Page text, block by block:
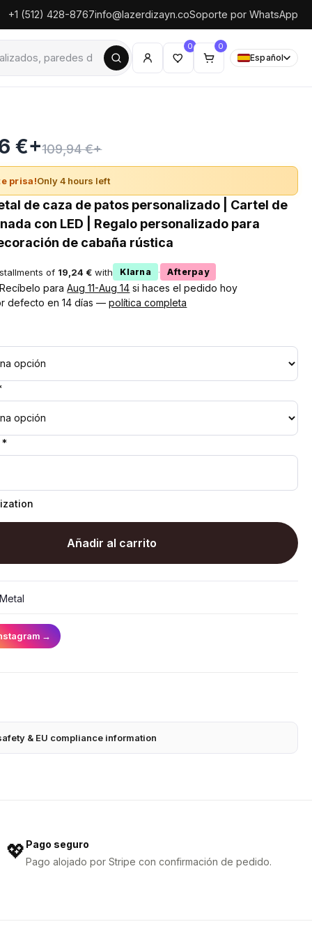
+1 (512) 428-8767info@lazerdizayn.coSoporte por WhatsApp
0 0
Español
€+109,94 €+
prisa!Only 4 hours left
de caza de patos personalizado | Cartel de
con LED | Regalo personalizado para
de cabaña rústica
of 19,24 € with Klarna · Afterpay
paraAug 11-Aug 14 si haces el pedido hoy
defecto en 14 días —política completa
Añadir al carrito
→
& EU compliance information
💖Pago seguro
Pago alojado por Stripe con confirmación de pedido.